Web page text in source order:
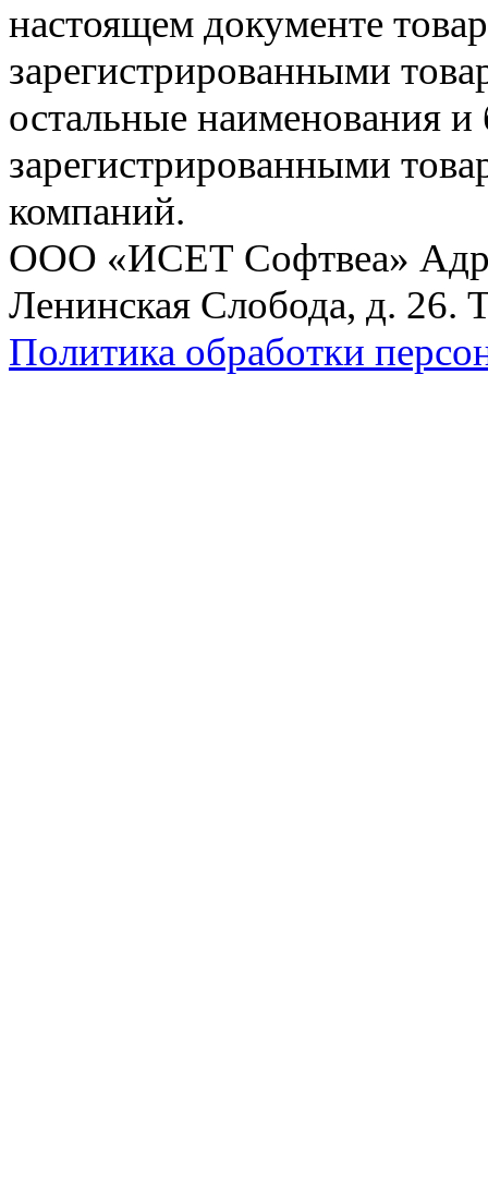
настоящем документе
зарегистрированными
остальные наименования
зарегистрированными
компаний.
ООО «ИСЕТ Софтвеа»
Ленинская Слобода, д. 26.
Политика обработки